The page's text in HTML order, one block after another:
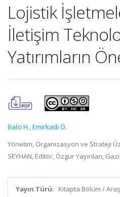
Lojistik
İletişim
Yatırımların
Balcı H.,Emirkadı Ö.
Yönetim, Organizasyon ve Strateji
SEYHAN, Editör, Özgür Yayınları,
Yayın Türü: Kitapta Bölüm /